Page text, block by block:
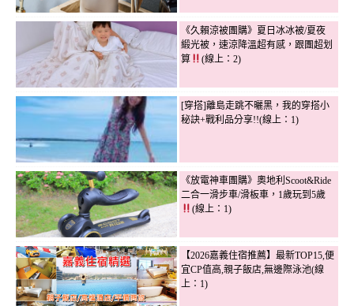
《久賴涼被團購》夏日冰冰被/夏夜
緞光被，速涼降溫超有感，跟團超划
算
(線上：2)
[穿搭]離島走跳不曬黑，我的穿搭小
秘訣+戰利品分享!!(線上：1)
《放電神車團購》奧地利Scoot&Ride
二合一滑步車/滑板車，1歲玩到5歲
(線上：1)
【2026嘉義住宿推薦】最新TOP15,便
宜CP值高,親子飯店,無邊際泳池(線
上：1)